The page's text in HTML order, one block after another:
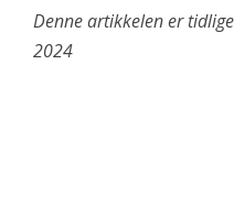
Denne artikkelen er
2024